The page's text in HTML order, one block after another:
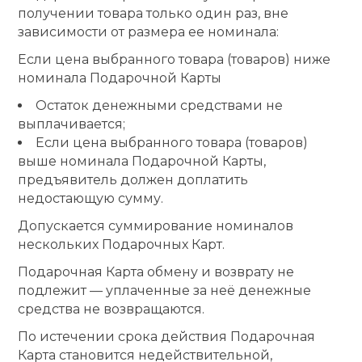
получении товара только один раз, вне
зависимости от размера ее номинала:
Если цена выбранного товара (товаров) ниже
номинала Подарочной Карты
Остаток денежными средствами не
выплачивается;
Если цена выбранного товара (товаров)
выше номинала Подарочной Карты,
предъявитель должен доплатить
недостающую сумму.
Допускается суммирование номиналов
нескольких Подарочных Карт.
Подарочная Карта обмену и возврату не
подлежит — уплаченные зa нeё денежные
средства не возвращаются.
По истечении срока действия Подарочная
Карта становится недействительной,